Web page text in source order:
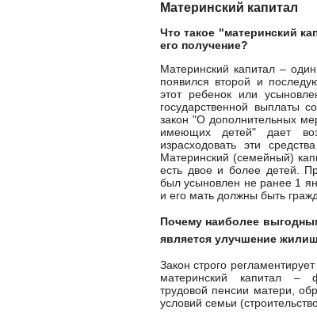
Материнский капитал
Что такое "материнский
его получение?
Материнский капитал –
появился второй и
этот ребенок или
государственной выплаты
закон "О дополнительных
имеющих детей" дает
израсходовать эти
Материнский (семейный)
есть двое и более детей.
был усыновлен не ранее 1
и его мать должны быть
Почему наиболее
является улучшение
Закон строго
материнский капитал –
трудовой пенсии матери,
условий семьи